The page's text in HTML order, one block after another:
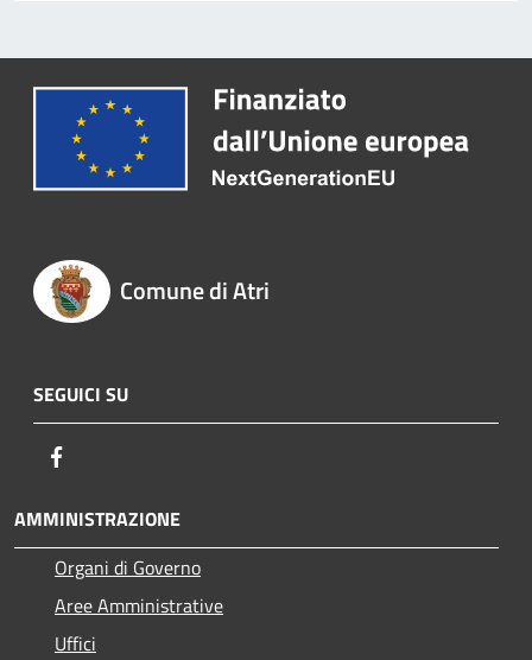
Comune di Atri
SEGUICI SU
AMMINISTRAZIONE
Organi di Governo
Aree Amministrative
Uffici